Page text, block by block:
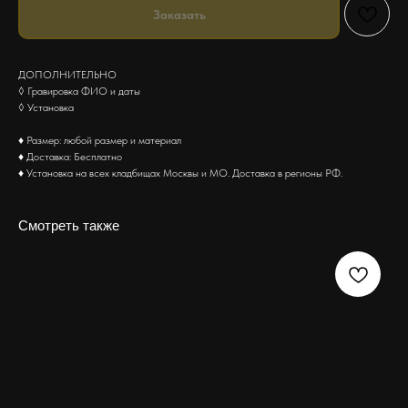
Заказать
ДОПОЛНИТЕЛЬНО
◊ Гравировка ФИО и даты
◊ Установка
♦ Размер: любой размер и материал
♦ Доставка: Бесплатно
♦ Установка на всех кладбищах Москвы и МО. Доставка в регионы РФ.
Смотреть также